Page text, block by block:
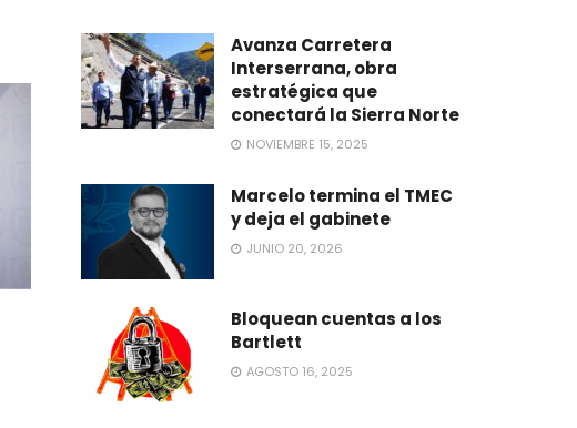
Avanza Carretera
Interserrana, obra
estratégica que
conectará la Sierra Norte
NOVIEMBRE 15, 2025
Marcelo termina el TMEC
y deja el gabinete
JUNIO 20, 2026
Bloquean cuentas a los
Bartlett
AGOSTO 16, 2025